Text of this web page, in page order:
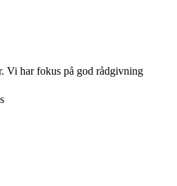
Vi har fokus på god rådgivning